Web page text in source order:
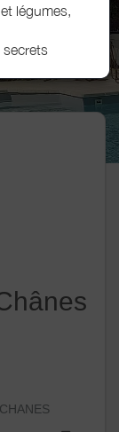
légumes,
secrets